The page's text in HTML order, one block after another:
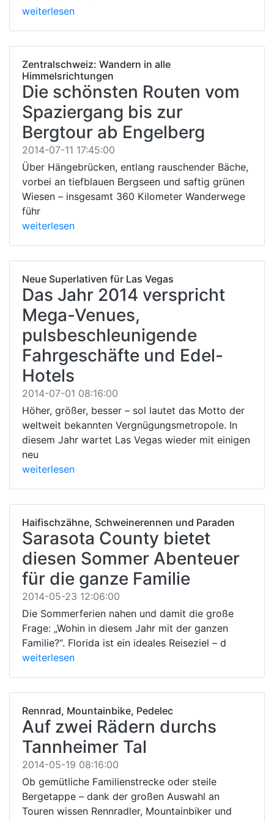
weiterlesen
Zentralschweiz: Wandern in alle
Himmelsrichtungen
Die schönsten Routen vom
Spaziergang bis zur
Bergtour ab Engelberg
2014-07-11 17:45:00
Über Hängebrücken, entlang rauschender Bäche,
vorbei an tiefblauen Bergseen und saftig grünen
Wiesen – insgesamt 360 Kilometer Wanderwege
führ
weiterlesen
Neue Superlativen für Las Vegas
Das Jahr 2014 verspricht
Mega-Venues,
pulsbeschleunigende
Fahrgeschäfte und Edel-
Hotels
2014-07-01 08:16:00
Höher, größer, besser – sol lautet das Motto der
weltweit bekannten Vergnügungsmetropole. In
diesem Jahr wartet Las Vegas wieder mit einigen
neu
weiterlesen
Haifischzähne, Schweinerennen und Paraden
Sarasota County bietet
diesen Sommer Abenteuer
für die ganze Familie
2014-05-23 12:06:00
Die Sommerferien nahen und damit die große
Frage: „Wohin in diesem Jahr mit der ganzen
Familie?“. Florida ist ein ideales Reiseziel – d
weiterlesen
Rennrad, Mountainbike, Pedelec
Auf zwei Rädern durchs
Tannheimer Tal
2014-05-19 08:16:00
Ob gemütliche Familienstrecke oder steile
Bergetappe – dank der großen Auswahl an
Touren wissen Rennradler, Mountainbiker und